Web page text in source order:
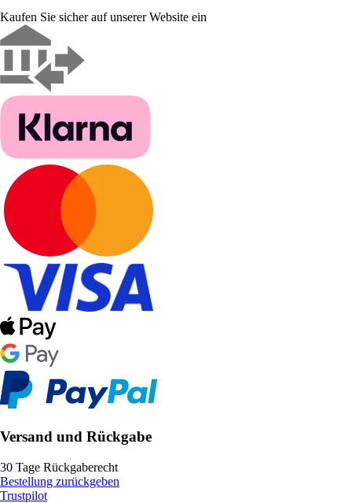
Kaufen Sie sicher auf unserer Website ein
Versand und Rückgabe
30 Tage Rückgaberecht
Bestellung zurückgeben
Trustpilot